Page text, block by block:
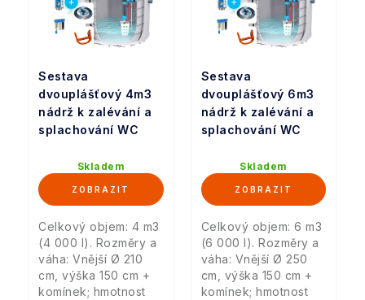
Sestava
dvouplášťový 4m3
nádrž k zalévání a
splachování WC
Skladem
Celkový objem: 4 m3
(4 000 l). Rozměry a
váha: Vnější Ø 210
cm, výška 150 cm +
komínek; hmotnost
Sestava
dvouplášťový 6m3
nádrž k zalévání a
splachování WC
Skladem
Celkový objem: 6 m3
(6 000 l). Rozměry a
váha: Vnější Ø 250
cm, výška 150 cm +
komínek; hmotnost